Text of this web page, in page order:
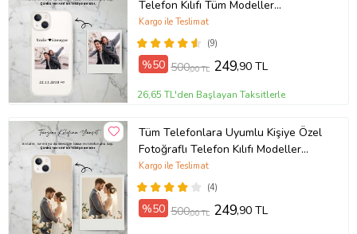
Telefon Kılıfı Tüm Modeller
Açıklamada
(9)
Kargo ile Teslimat
%50 500,00 TL 249,90 TL
26,65 TL'den Başlayan Taksitlerle
Tüm Telefonlara Uyumlu Kişiye Özel
Fotoğraflı Telefon Kılıfı Modeller
Açıklamada
(4)
Kargo ile Teslimat
%50 500,00 TL 249,90 TL